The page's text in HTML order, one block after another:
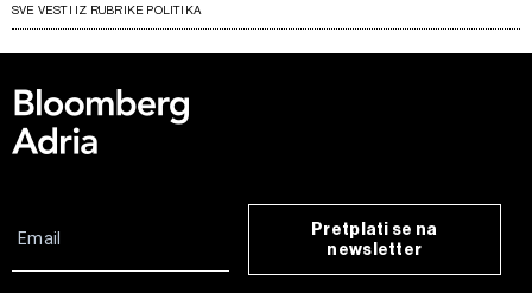
SVE VESTI IZ RUBRIKE POLITIKA
Pretplati se na
newsletter